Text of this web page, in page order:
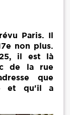
Paris. Il
non plus.
il est là
de la rue
que
et qu'il a